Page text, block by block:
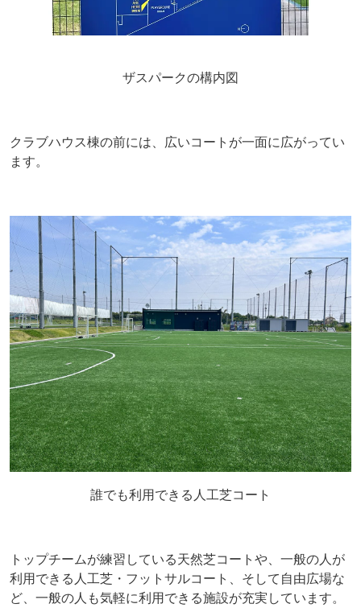
ザスパークの構内図
クラブハウス棟の前には、広いコートが一面に広がってい
ます。
誰でも利用できる人工芝コート
トップチームが練習している天然芝コートや、一般の人が
利用できる人工芝・フットサルコート、そして自由広場な
ど、一般の人も気軽に利用できる施設が充実しています。